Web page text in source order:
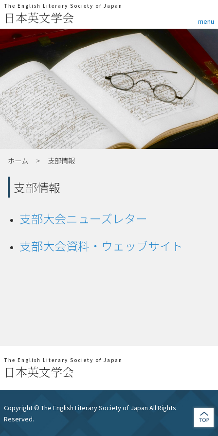
The English Literary Society of Japan
日本英文学会 menu
cover art
ホーム 支部情報
支部情報
支部大会ニューズレター
支部大会資料・ウェッブサイト
The English Literary Society of Japan
日本英文学会
Copyright © The English Literary Society of Japan All Rights
Reserved.